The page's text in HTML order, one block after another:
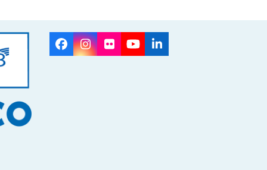
Facebook
Instagram
FlickrYouTubeLinkedIn